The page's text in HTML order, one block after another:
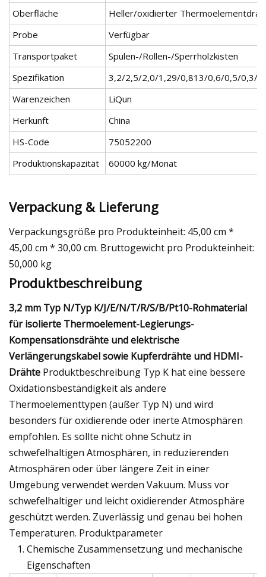
Oberfläche
Heller/oxidierter
Probe
Verfügbar
Transportpaket
Spulen-/Rollen-/Sperrholzkisten
Spezifikation
3,2/2,5/2,0/1,29/0,813/0,6/0,5/0,3/
Warenzeichen
LiQun
Herkunft
China
HS-Code
75052200
Produktionskapazität
60000 kg/Monat
Verpackung & Lieferung
Verpackungsgröße pro Produkteinheit: 45,00 cm *
45,00 cm * 30,00 cm. Bruttogewicht pro Produkteinheit:
50,000 kg
Produktbeschreibung
3,2 mm Typ N/Typ K/J/E/N/T/R/S/B/Pt10-Rohmaterial
für isolierte Thermoelement-Legierungs-
Kompensationsdrähte und elektrische
Verlängerungskabel sowie Kupferdrähte und HDMI-
Drähte Produktbeschreibung Typ K hat eine bessere
Oxidationsbeständigkeit als andere
Thermoelementtypen (außer Typ N) und wird
besonders für oxidierende oder inerte Atmosphären
empfohlen. Es sollte nicht ohne Schutz in
schwefelhaltigen Atmosphären, in reduzierenden
Atmosphären oder über längere Zeit in einer
Umgebung verwendet werden Vakuum. Muss vor
schwefelhaltiger und leicht oxidierender Atmosphäre
geschützt werden. Zuverlässig und genau bei hohen
Temperaturen. Produktparameter
Chemische Zusammensetzung und mechanische
Eigenschaften